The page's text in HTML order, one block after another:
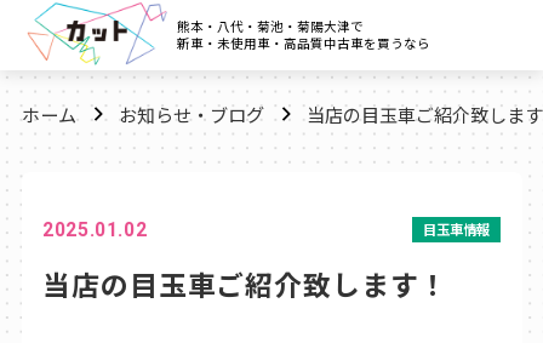
熊本・八代・菊池・菊陽大津で
新車・未使用車・高品質中古車を買うなら
ホーム お知らせ・ブログ 当店の目玉車ご紹介致しま
2025.01.02 目玉車情報
当店の目玉車ご紹介致します！